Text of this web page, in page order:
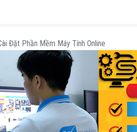
Đặt Phần Mềm Máy Tính Online